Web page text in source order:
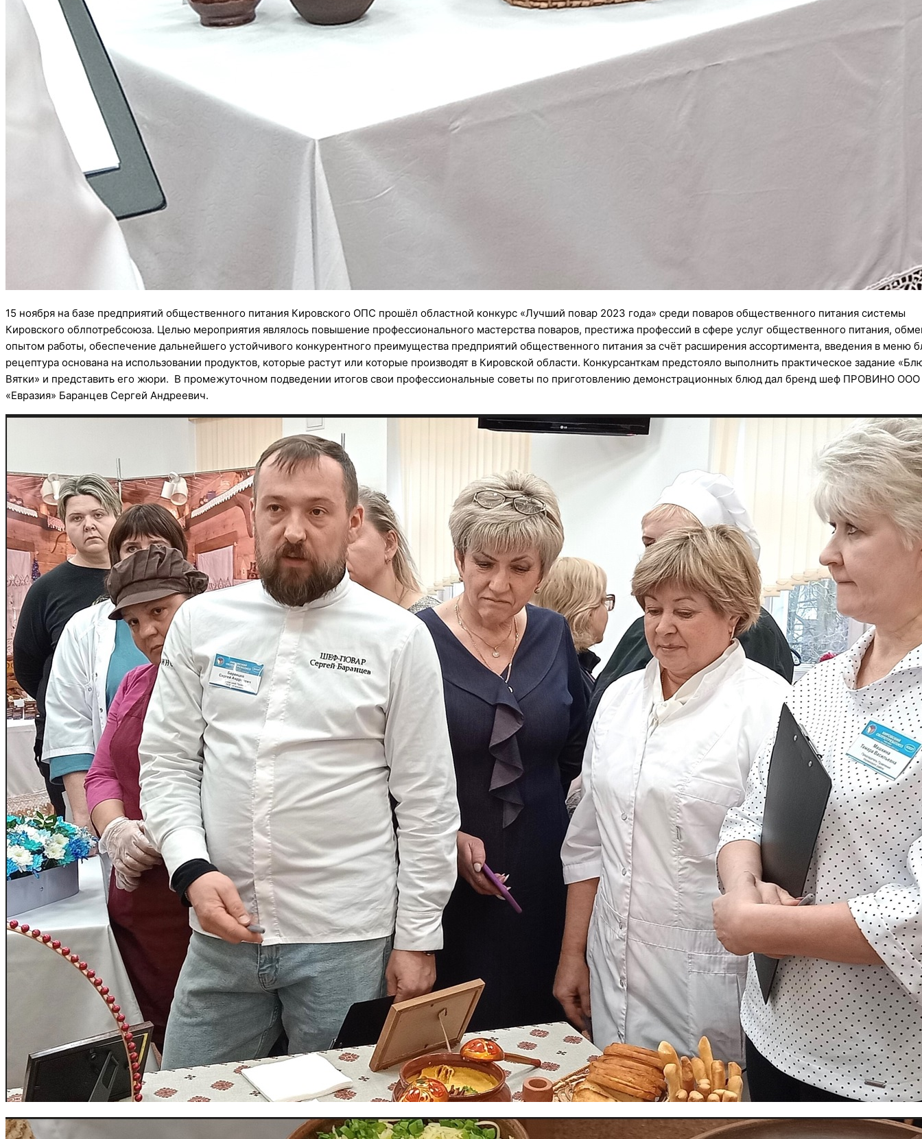
15 ноября на базе предприятий общественного питания Кировского ОПС прошёл областной конкурс «Лучший повар 2023 года» среди поваров общественного питания системы
Кировского облпотребсоюза. Целью мероприятия являлось повышение профессионального мастерства поваров, престижа профессий в сфере услуг общественного питания,
опытом работы, обеспечение дальнейшего устойчивого конкурентного преимущества предприятий общественного питания за счёт расширения ассортимента, введения в меню
рецептура основана на использовании продуктов, которые растут или которые производят в Кировской области. Конкурсанткам предстояло выполнить практическое задание
Вятки» и представить его жюри. В промежуточном подведении итогов свои профессиональные советы по приготовлению демонстрационных блюд дал бренд шеф ПРОВИНО ООО
«Евразия» Баранцев Сергей Андреевич.